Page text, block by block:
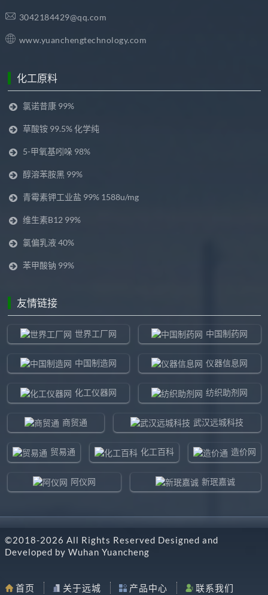
3042184429@qq.com
www.yuanchengtechnology.com
化工原料
氯诺昔康 99%
草酸铵 99.5% 化学纯
5-甲氧基吲哚 98%
醇溶苯胺黑 99%
青霉素钾工业盐 99% 1588u/mg
维生素B12 99%
氯偏乳液 40%
苯甲酸钠 99%
友情链接
世界工厂网 中国制药网
中国制造网 仪器信息网
化工仪器网 纺织助剂网
商贸通 武汉远城科技
贸易通 化工百科 造价网
阿仪网 新珉嘉诚
东北制造网 药智通
©2018-2026 All Rights Reserved Designed and
Developed by Wuhan Yuancheng
首页 关于远城 产品中心 联系我们